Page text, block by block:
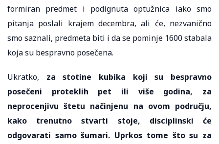
formiran predmet i podignuta optužnica iako smo
pitanja poslali krajem decembra, ali će, nezvanično
smo saznali, predmeta biti i da se pominje 1600 stabala
koja su bespravno posečena.
Ukratko, za stotine kubika koji su bespravno
posečeni proteklih pet ili više godina, za
neprocenjivu štetu načinjenu na ovom području,
kako trenutno stvarti stoje, disciplinski će
odgovarati samo šumari. Uprkos tome što su za